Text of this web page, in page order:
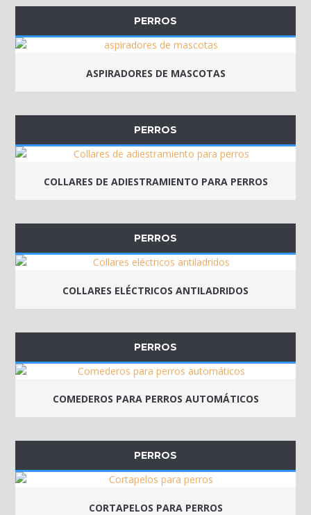
PERROS
ASPIRADORES DE MASCOTAS
PERROS
COLLARES DE ADIESTRAMIENTO PARA PERROS
PERROS
COLLARES ELÉCTRICOS ANTILADRIDOS
PERROS
COMEDEROS PARA PERROS AUTOMÁTICOS
PERROS
CORTAPELOS PARA PERROS